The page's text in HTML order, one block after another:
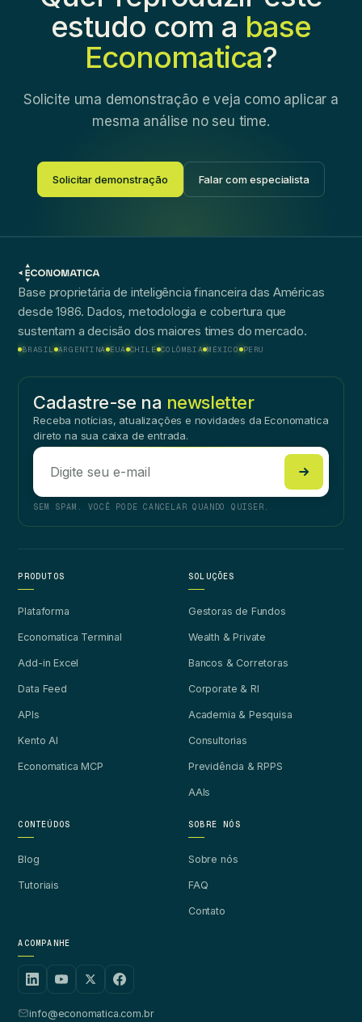
estudo com a base
Economatica?
Solicite uma demonstração e veja como aplicar a
mesma análise no seu time.
Solicitar demonstração Falar com especialista
Base proprietária de inteligência financeira das Américas
desde 1986. Dados, metodologia e cobertura que
sustentam a decisão dos maiores times do mercado.
BRASIL ARGENTINA EUA CHILE COLÔMBIA MÉXICO PERU
Cadastre-se na newsletter
Receba notícias, atualizações e novidades da Economatica
direto na sua caixa de entrada.
SEM SPAM. VOCÊ PODE CANCELAR QUANDO QUISER.
PRODUTOS
Plataforma
Economatica Terminal
Add-in Excel
Data Feed
APIs
Kento AI
Economatica MCP
SOLUÇÕES
Gestoras de Fundos
Wealth & Private
Bancos & Corretoras
Corporate & RI
Academia & Pesquisa
Consultorias
Previdência & RPPS
AAIs
CONTEÚDOS
Blog
Tutoriais
SOBRE NÓS
Sobre nós
FAQ
Contato
ACOMPANHE
info@economatica.com.br